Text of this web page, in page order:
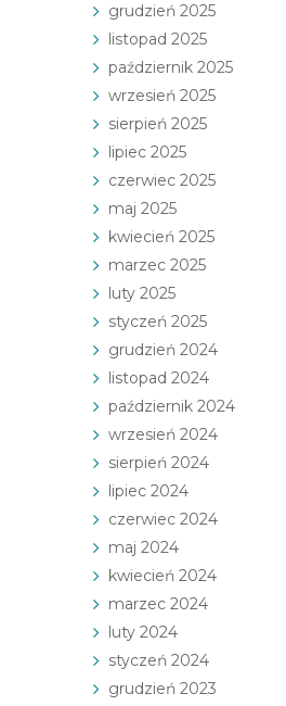
grudzień 2025
listopad 2025
październik 2025
wrzesień 2025
sierpień 2025
lipiec 2025
czerwiec 2025
maj 2025
kwiecień 2025
marzec 2025
luty 2025
styczeń 2025
grudzień 2024
listopad 2024
październik 2024
wrzesień 2024
sierpień 2024
lipiec 2024
czerwiec 2024
maj 2024
kwiecień 2024
marzec 2024
luty 2024
styczeń 2024
grudzień 2023